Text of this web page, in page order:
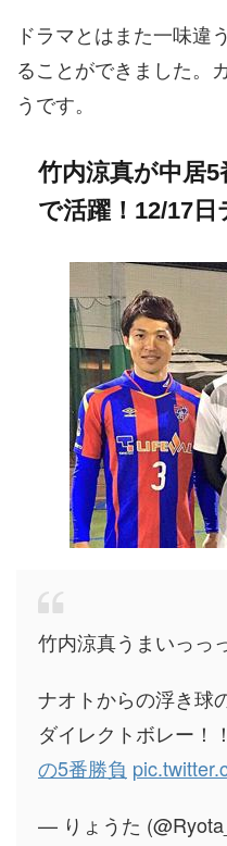
ドラマとはまた一味違
ることができました。
うです。
竹内涼真が中居
で活躍！12/17日
竹内涼真うまいっっ
ナオトからの浮き球
ダイレクトボレー！
の5番勝負
— りょうた